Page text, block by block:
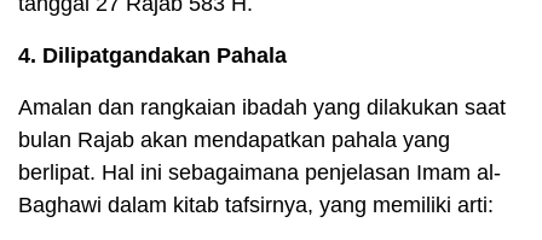
4. Dilipatgandakan Pahala
Amalan dan rangkaian ibadah yang dilakukan saat
bulan Rajab akan mendapatkan pahala yang
berlipat. Hal ini sebagaimana penjelasan Imam al-
Baghawi dalam kitab tafsirnya, yang memiliki arti: